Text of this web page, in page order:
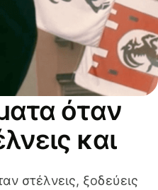
όταν
και
στέλνεις, ξοδεύεις